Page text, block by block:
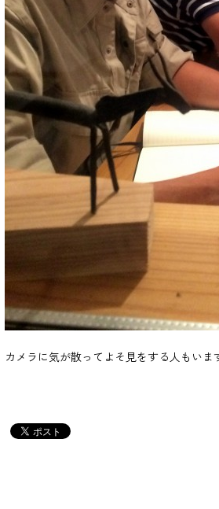
カメラに気が散ってよそ見をする人もいま